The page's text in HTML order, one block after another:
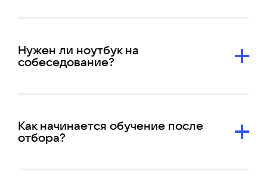
Нужен ли ноутбук на
собеседование?
Как начинается обучение после
отбора?